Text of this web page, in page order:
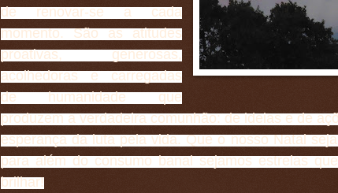
de renovar-se a cada
momento. São as atitudes
proativas, generosas,
acolhedoras e carregadas
de humanidade que
produzem a verdadeira comunhão: de ideias e de
esperança da luta pela vida. Que o nosso Natal
para além do consumo banal sejamos estrelas
brilhar!